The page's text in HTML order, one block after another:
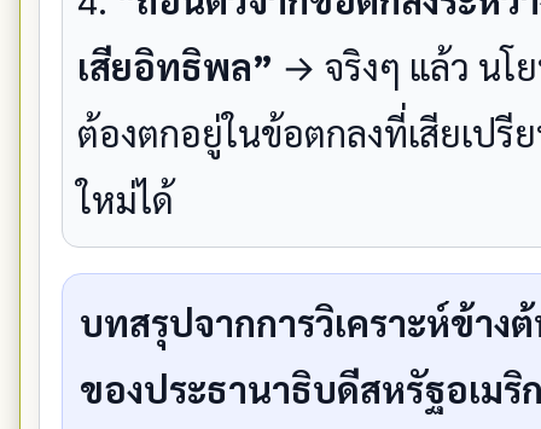
เสียอิทธิพล” → จริงๆ แล้ว นโ
ต้องตกอยู่ในข้อตกลงที่เสียเปรี
ใหม่ได้
บทสรุปจากการวิเคราะห์ข้า
ของประธานาธิบดีสหรัฐอเม